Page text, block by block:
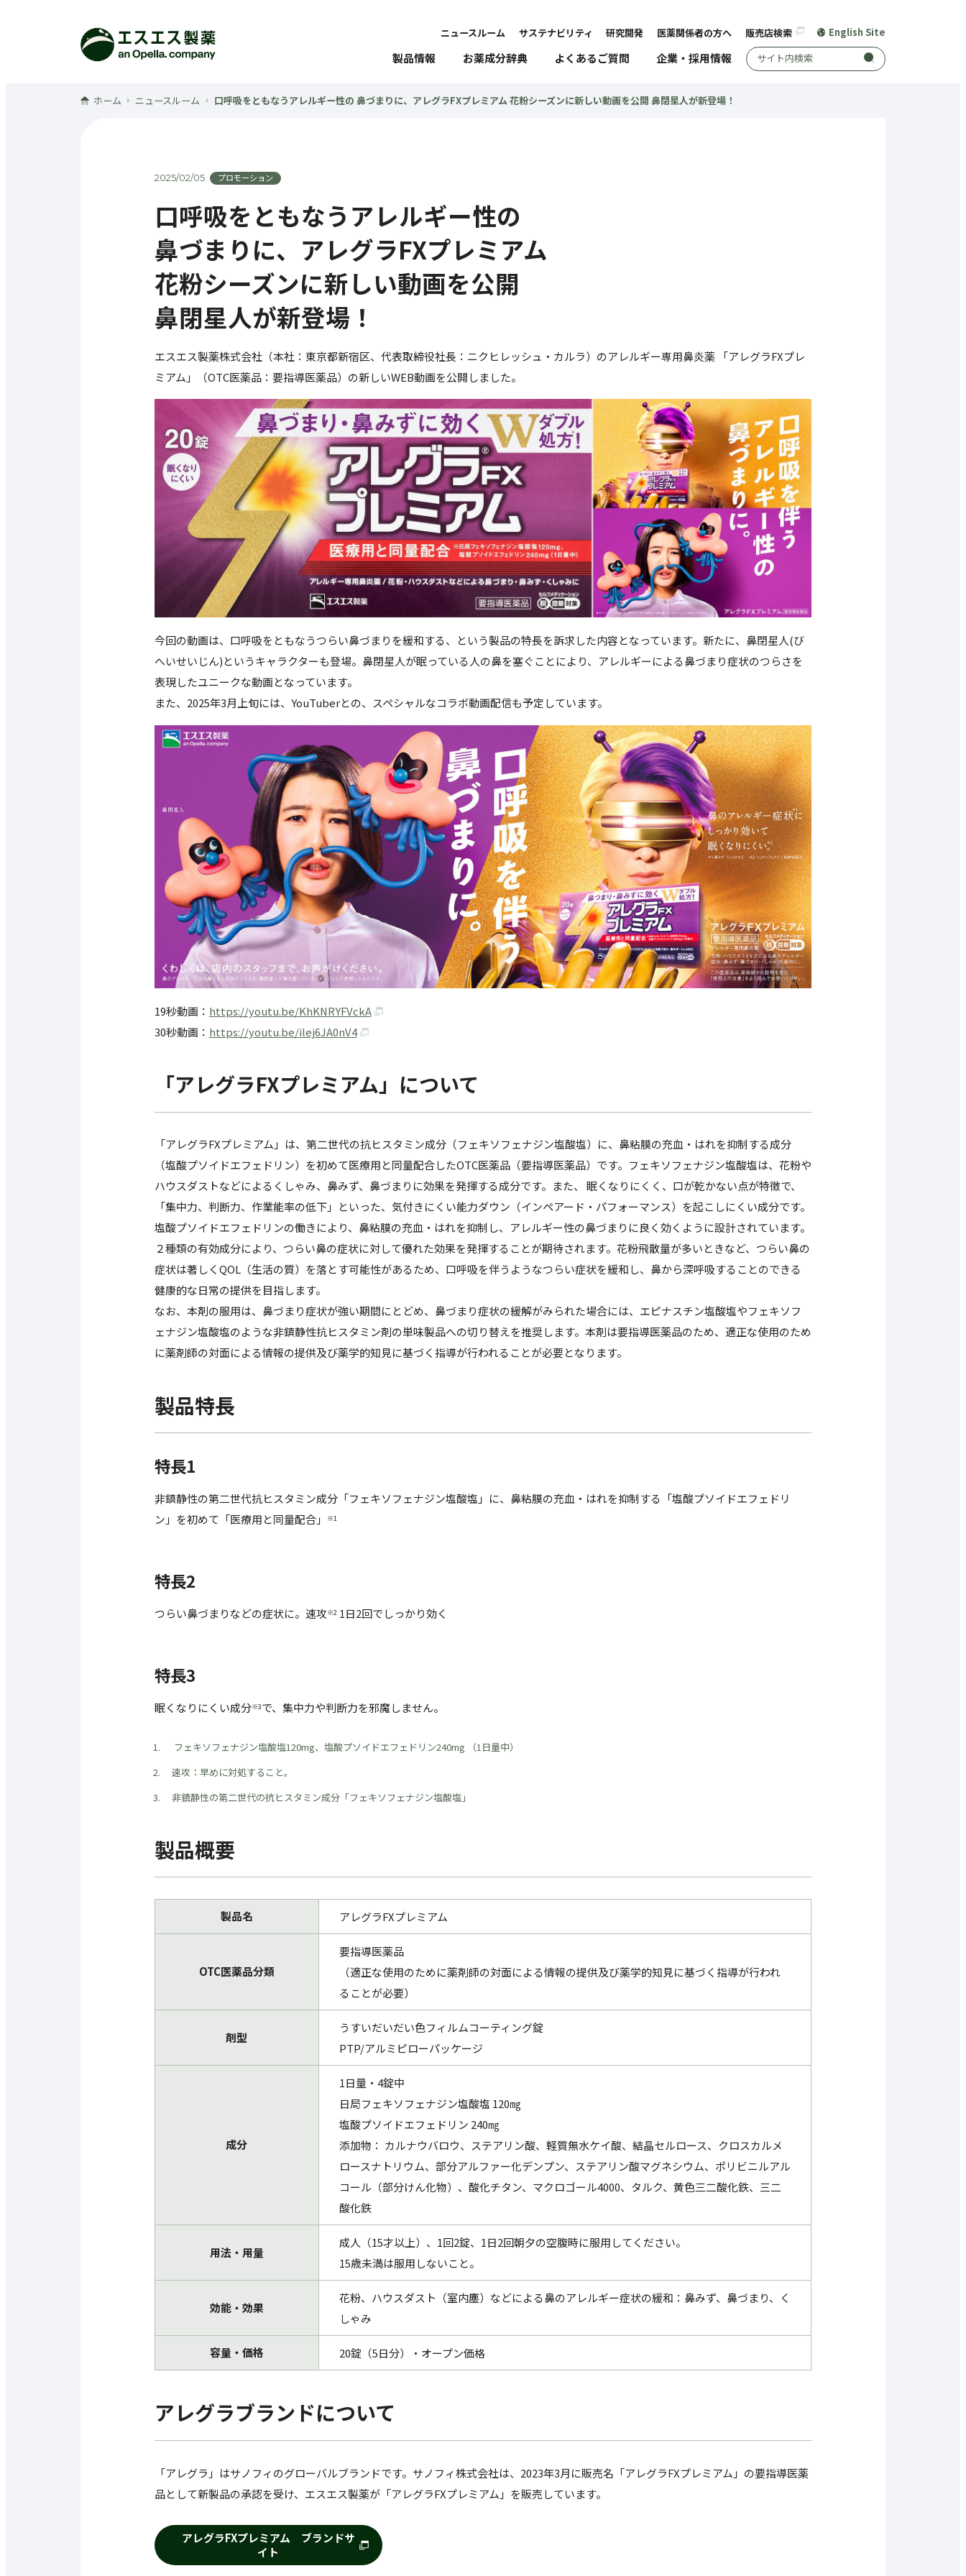
製品情報 お薬成分辞典 よくあるご質問 企業・採用情報 サイト内検索
ニュースルーム サステナビリティ 研究開発 医薬関係者の方へ 販売店検索 English Site
ホーム ニュースルーム 口呼吸をともなうアレルギー性の 鼻づまりに、アレグラFXプレミアム 花粉シーズンに新しい動画を公開 鼻閉星人が新登場！
2025/02/05 プロモーション
口呼吸をともなうアレルギー性の
鼻づまりに、アレグラFXプレミアム
花粉シーズンに新しい動画を公開
鼻閉星人が新登場！
エスエス製薬株式会社（本社：東京都新宿区、代表取締役社長：ニクヒレッシュ・カルラ）のアレルギー専用鼻炎薬 「アレグラFXプレ
ミアム」（OTC医薬品：要指導医薬品）の新しいWEB動画を公開しました。
今回の動画は、口呼吸をともなうつらい鼻づまりを緩和する、という製品の特長を訴求した内容となっています。新たに、鼻閉星人(び
へいせいじん)というキャラクターも登場。鼻閉星人が眠っている人の鼻を塞ぐことにより、アレルギーによる鼻づまり症状のつらさを
表現したユニークな動画となっています。
また、2025年3月上旬には、YouTuberとの、スペシャルなコラボ動画配信も予定しています。
19秒動画： https://youtu.be/KhKNRYFVckA
30秒動画： https://youtu.be/ilej6JA0nV4
「アレグラFXプレミアム」について
「アレグラFXプレミアム」は、第二世代の抗ヒスタミン成分（フェキソフェナジン塩酸塩）に、鼻粘膜の充血・はれを抑制する成分
（塩酸プソイドエフェドリン）を初めて医療用と同量配合したOTC医薬品（要指導医薬品）です。フェキソフェナジン塩酸塩は、花粉や
ハウスダストなどによるくしゃみ、鼻みず、鼻づまりに効果を発揮する成分です。また、 眠くなりにくく、口が乾かない点が特徴で、
「集中力、判断力、作業能率の低下」といった、気付きにくい能力ダウン（インペアード・パフォーマンス）を起こしにくい成分です。
塩酸プソイドエフェドリンの働きにより、鼻粘膜の充血・はれを抑制し、アレルギー性の鼻づまりに良く効くように設計されています。
２種類の有効成分により、つらい鼻の症状に対して優れた効果を発揮することが期待されます。花粉飛散量が多いときなど、つらい鼻の
症状は著しくQOL（生活の質）を落とす可能性があるため、口呼吸を伴うようなつらい症状を緩和し、鼻から深呼吸することのできる
健康的な日常の提供を目指します。
なお、本剤の服用は、鼻づまり症状が強い期間にとどめ、鼻づまり症状の緩解がみられた場合には、エピナスチン塩酸塩やフェキソフ
ェナジン塩酸塩のような非鎮静性抗ヒスタミン剤の単味製品への切り替えを推奨します。本剤は要指導医薬品のため、適正な使用のため
に薬剤師の対面による情報の提供及び薬学的知見に基づく指導が行われることが必要となります。
製品特長
特長1
非鎮静性の第二世代抗ヒスタミン成分「フェキソフェナジン塩酸塩」に、鼻粘膜の充血・はれを抑制する「塩酸プソイドエフェドリ
ン」を初めて「医療用と同量配合」
※1
特長2
つらい鼻づまりなどの症状に。速攻※21日2回でしっかり効く
特長3
眠くなりにくい成分※3で、集中力や判断力を邪魔しません。
フェキソフェナジン塩酸塩120mg、塩酸プソイドエフェドリン240mg （1日量中）
速攻：早めに対処すること。
非鎮静性の第二世代の抗ヒスタミン成分「フェキソフェナジン塩酸塩」
製品概要
製品名 アレグラFXプレミアム
OTC医薬品分類
要指導医薬品
（適正な使用のために薬剤師の対面による情報の提供及び薬学的知見に基づく指導が行われ
ることが必要）
剤型
うすいだいだい色フィルムコーティング錠
PTP/アルミピローパッケージ
成分
1日量・4錠中
日局フェキソフェナジン塩酸塩 120㎎
塩酸プソイドエフェドリン 240㎎
添加物： カルナウバロウ、ステアリン酸、軽質無水ケイ酸、結晶セルロース、クロスカルメ
ロースナトリウム、部分アルファー化デンプン、ステアリン酸マグネシウム、ポリビニルアル
コール（部分けん化物）、酸化チタン、マクロゴール4000、タルク、黄色三二酸化鉄、三二
酸化鉄
用法・用量
成人（15才以上）、1回2錠、1日2回朝夕の空腹時に服用してください。
15歳未満は服用しないこと。
効能・効果
花粉、ハウスダスト（室内塵）などによる鼻のアレルギー症状の緩和：鼻みず、鼻づまり、く
しゃみ
容量・価格 20錠（5日分）・オープン価格
アレグラブランドについて
「アレグラ」はサノフィのグローバルブランドです。サノフィ株式会社は、2023年3月に販売名「アレグラFXプレミアム」の要指導医薬
品として新製品の承認を受け、エスエス製薬が「アレグラFXプレミアム」を販売しています。
アレグラFXプレミアム ブランドサ
イト